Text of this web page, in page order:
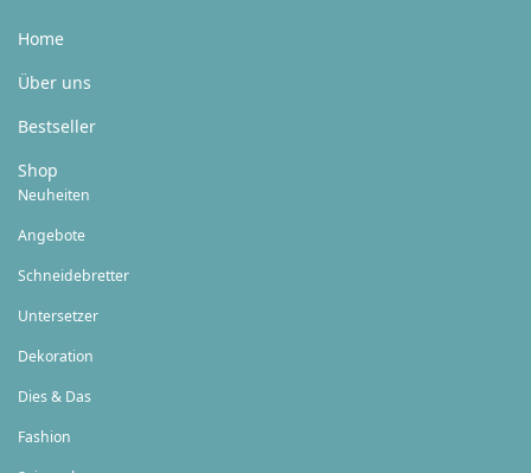
Home
Über uns
Bestseller
Shop
Neuheiten
Angebote
Schneidebretter
Untersetzer
Dekoration
Dies & Das
Fashion